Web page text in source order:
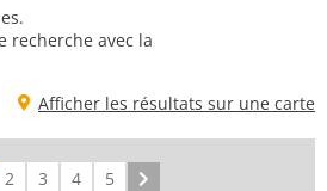
recherche avec la
Afficher les résultats sur une carte
2 3 4 5